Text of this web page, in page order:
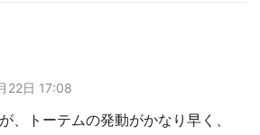
22日 17:08
、トーテムの発動がかなり早く、